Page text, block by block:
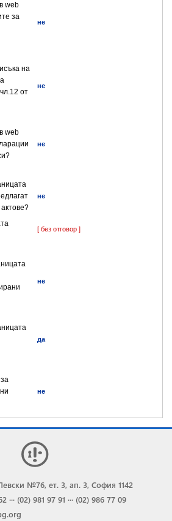
web
за
не
на
от
не
web
не
не
[ без отговор ]
не
да
не
№76, ет. 3, ап. 3, София 1142
··· (02) 981 97 91 ··· (02) 986 77 09